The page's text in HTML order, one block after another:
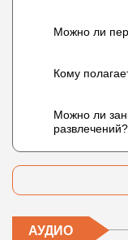
Можно ли
Кому
Можно ли
развлечений?
АУДИО